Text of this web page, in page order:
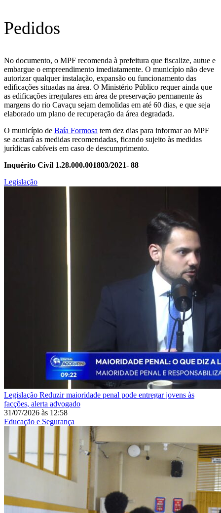
Pedidos
No documento, o MPF recomenda à prefeitura que fiscalize, autue e
embargue o empreendimento imediatamente. O município não deve
autorizar qualquer instalação, expansão ou funcionamento das
edificações situadas na área. O Ministério Público requer ainda que
as edificações irregulares em área de preservação permanente às
margens do rio Cavaçu sejam demolidas em até 60 dias, e que seja
elaborado um plano de recuperação da área degradada.
O município de Baía Formosa tem dez dias para informar ao MPF
se acatará as medidas recomendadas, ficando sujeito às medidas
jurídicas cabíveis em caso de descumprimento.
Inquérito Civil 1.28.000.001803/2021- 88
Legislação
Legislação Reduzir maioridade penal pode entregar jovens às
facções, alerta advogado
31/07/2026 às 12:58
Educação e Segurança